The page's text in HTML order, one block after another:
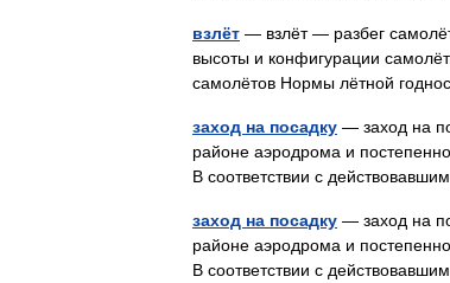
взлёт — взлёт — разбег
высоты и конфигурации
самолётов Нормы лётной
заход на посадку — заход на
районе аэродрома и
В соответствии с
заход на посадку — заход на
районе аэродрома и
В соответствии с